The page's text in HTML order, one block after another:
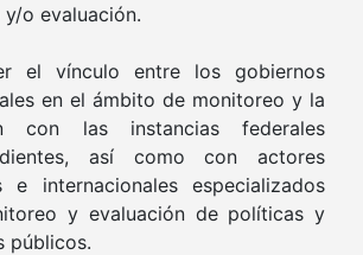
o evaluación.
el vínculo entre los gobiernos
en el ámbito de monitoreo y la
con las instancias federales
así como con actores
e internacionales especializados
y evaluación de políticas y
públicos.